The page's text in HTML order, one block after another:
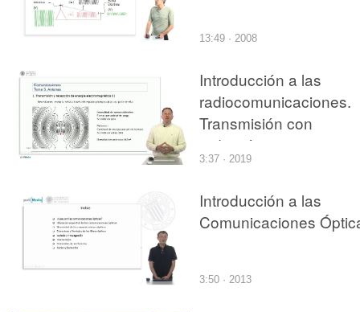
13:49 · 2008
Introducción a las
radiocomunicaciones.
Transmisión con
radiación
electromagnética
3:37 · 2019
Introducción a las
Comunicaciones
3:50 · 2013